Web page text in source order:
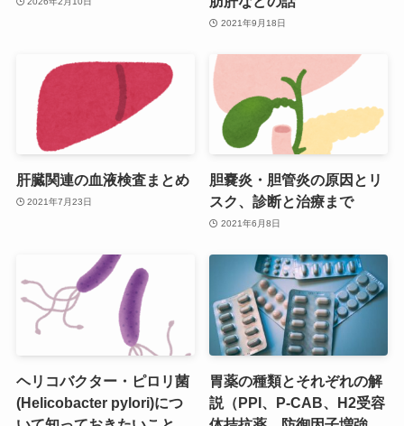
2021年9月18日
肝臓関連の血液検査まとめ
2021年7月23日
胆嚢炎・胆管炎の原因とリ
スク、診断と治療まで
2021年6月8日
ヘリコバクター・ピロリ菌
(Helicobacter pylori)につ
胃薬の種類とそれぞれの解
説（PPI、P-CAB、H2受容